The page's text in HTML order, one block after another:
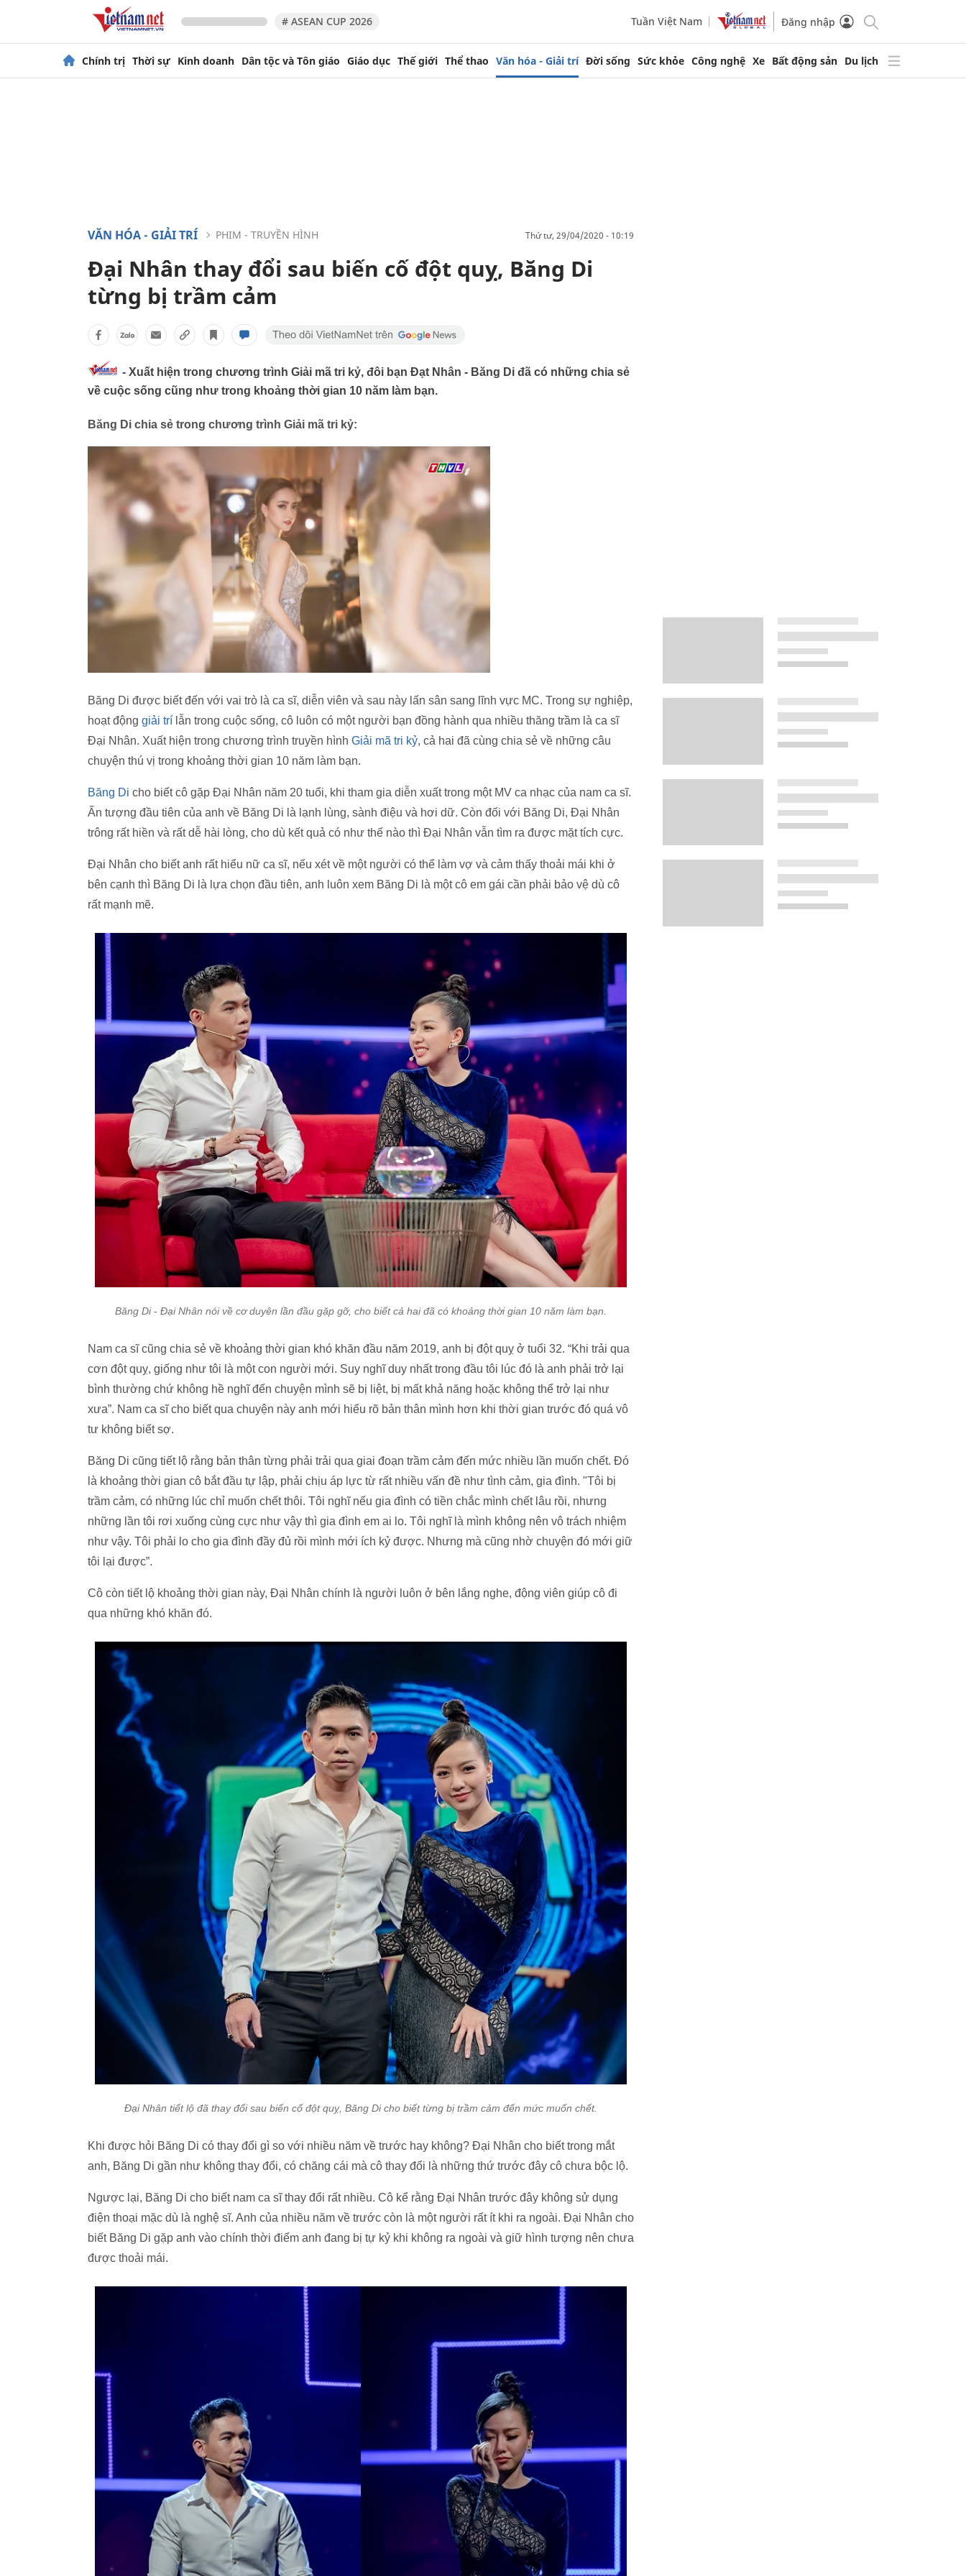
# ASEAN CUP 2026 Tuần Việt Nam Đăng nhập
Chính trị Thời sự Kinh doanh Dân tộc và Tôn giáo Giáo dục Thế giới Thể thao Văn hóa - Giải trí Đời sống Sức khỏe Công nghệ Xe Bất động sản Du lịch
VĂN HÓA - GIẢI TRÍ PHIM - TRUYỀN HÌNH thứ tư, 29/04/2020 - 10:19
Đại Nhân thay đổi sau biến cố đột quỵ, Băng Di
từng bị trầm cảm
- Xuất hiện trong chương trình Giải mã tri kỷ, đôi bạn Đạt Nhân - Băng Di đã có những chia sẻ
về cuộc sống cũng như trong khoảng thời gian 10 năm làm bạn.
Băng Di chia sẻ trong chương trình Giải mã tri kỷ:
Băng Di được biết đến với vai trò là ca sĩ, diễn viên và sau này lấn sân sang lĩnh vực MC. Trong sự nghiệp,
hoạt động giải trí lẫn trong cuộc sống, cô luôn có một người bạn đồng hành qua nhiều thăng trầm là ca sĩ
Đại Nhân. Xuất hiện trong chương trình truyền hình Giải mã tri kỷ, cả hai đã cùng chia sẻ về những câu
chuyện thú vị trong khoảng thời gian 10 năm làm bạn.
Băng Di cho biết cô gặp Đại Nhân năm 20 tuổi, khi tham gia diễn xuất trong một MV ca nhạc của nam ca sĩ.
Ấn tượng đầu tiên của anh về Băng Di là lạnh lùng, sành điệu và hơi dữ. Còn đối với Băng Di, Đại Nhân
trông rất hiền và rất dễ hài lòng, cho dù kết quả có như thế nào thì Đại Nhân vẫn tìm ra được mặt tích cực.
Đại Nhân cho biết anh rất hiểu nữ ca sĩ, nếu xét về một người có thể làm vợ và cảm thấy thoải mái khi ở
bên cạnh thì Băng Di là lựa chọn đầu tiên, anh luôn xem Băng Di là một cô em gái cần phải bảo vệ dù cô
rất mạnh mẽ.
Băng Di - Đại Nhân nói về cơ duyên lần đầu gặp gỡ, cho biết cả hai đã có khoảng thời gian 10 năm làm bạn.
Nam ca sĩ cũng chia sẻ về khoảng thời gian khó khăn đầu năm 2019, anh bị đột quỵ ở tuổi 32. “Khi trải qua
cơn đột quỵ, giống như tôi là một con người mới. Suy nghĩ duy nhất trong đầu tôi lúc đó là anh phải trở lại
bình thường chứ không hề nghĩ đến chuyện mình sẽ bị liệt, bị mất khả năng hoặc không thể trở lại như
xưa”. Nam ca sĩ cho biết qua chuyện này anh mới hiểu rõ bản thân mình hơn khi thời gian trước đó quá vô
tư không biết sợ.
Băng Di cũng tiết lộ rằng bản thân từng phải trải qua giai đoạn trầm cảm đến mức nhiều lần muốn chết. Đó
là khoảng thời gian cô bắt đầu tự lập, phải chịu áp lực từ rất nhiều vấn đề như tình cảm, gia đình. "Tôi bị
trầm cảm, có những lúc chỉ muốn chết thôi. Tôi nghĩ nếu gia đình có tiền chắc mình chết lâu rồi, nhưng
những lần tôi rơi xuống cùng cực như vậy thì gia đình em ai lo. Tôi nghĩ là mình không nên vô trách nhiệm
như vậy. Tôi phải lo cho gia đình đầy đủ rồi mình mới ích kỷ được. Nhưng mà cũng nhờ chuyện đó mới giữ
tôi lại được”.
Cô còn tiết lộ khoảng thời gian này, Đại Nhân chính là người luôn ở bên lắng nghe, động viên giúp cô đi
qua những khó khăn đó.
Đại Nhân tiết lộ đã thay đổi sau biến cố đột quỵ, Băng Di cho biết từng bị trầm cảm đến mức muốn chết.
Khi được hỏi Băng Di có thay đổi gì so với nhiều năm về trước hay không? Đại Nhân cho biết trong mắt
anh, Băng Di gần như không thay đổi, có chăng cái mà cô thay đổi là những thứ trước đây cô chưa bộc lộ.
Ngược lại, Băng Di cho biết nam ca sĩ thay đổi rất nhiều. Cô kể rằng Đại Nhân trước đây không sử dụng
điện thoại mặc dù là nghệ sĩ. Anh của nhiều năm về trước còn là một người rất ít khi ra ngoài. Đại Nhân cho
biết Băng Di gặp anh vào chính thời điểm anh đang bị tự kỷ khi không ra ngoài và giữ hình tượng nên chưa
được thoải mái.